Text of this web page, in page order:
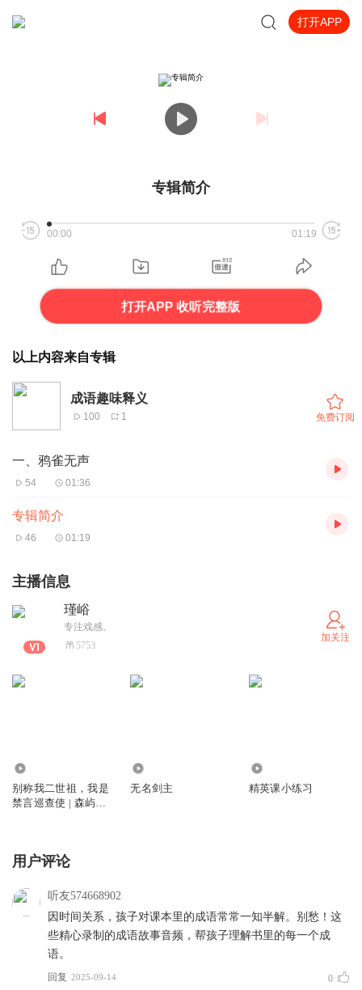
打开APP
专辑简介
00:00 01:19
打开APP 收听完整版
以上内容来自专辑
成语趣味释义
100 1 免费订阅
一、鸦雀无声
54 01:36
专辑简介
46 01:19
主播信息
瑾峪
专注戏感。
5753
加关注
别称我二世祖，我是
禁言巡查使 | 森屿团
无名剑主 精英课小练习
用户评论
听友574668902
因时间关系，孩子对课本里的成语常常一知半解。别愁！这
些精心录制的成语故事音频，帮孩子理解书里的每一个成
语。
回复 2025-09-14 0